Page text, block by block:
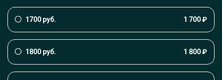
1700 руб. 1 700 ₽
1800 руб. 1 800 ₽